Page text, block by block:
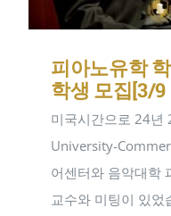
피아노유학
학생 모집[3/9
미국시간으로 24년
University-
어센터와 음악대학
교수와 미팅이 있었